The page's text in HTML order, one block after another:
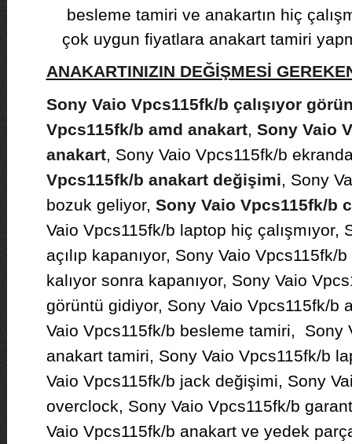
besleme tamiri ve anakartın hiç
çok uygun fiyatlara anakart tamiri
ANAKARTINIZIN DEĞİŞMESİ
Sony Vaio Vpcs115fk/b çalışıyor
Vpcs115fk/b amd anakart, Sony Vaio
anakart, Sony Vaio Vpcs115fk/b
Vpcs115fk/b anakart değişimi, Sony
bozuk geliyor, Sony Vaio Vpcs115fk/b
Vaio Vpcs115fk/b laptop hiç çalışmıyor,
açılıp kapanıyor, Sony Vaio Vpcs115fk/
kalıyor sonra kapanıyor, Sony Vaio
görüntü gidiyor, Sony Vaio Vpcs115fk/b
Vaio Vpcs115fk/b besleme tamiri, Sony
anakart tamiri, Sony Vaio Vpcs115fk/b
Vaio Vpcs115fk/b jack değişimi, Sony
overclock, Sony Vaio Vpcs115fk/b
Vaio Vpcs115fk/b anakart ve yedek